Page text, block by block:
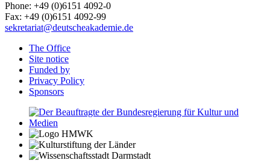
Phone: +49 (0)6151 4092-0
Fax: +49 (0)6151 4092-99
sekretariat@deutscheakademie.de
The Office
Site notice
Funded by
Privacy Policy
Sponsors